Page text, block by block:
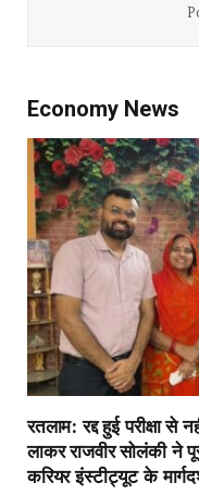
Economy News
रतलाम: रद्द हुई परीक्षा
लाकर राजवीर सोलंकी ने
करियर इंस्टीट्यूट के